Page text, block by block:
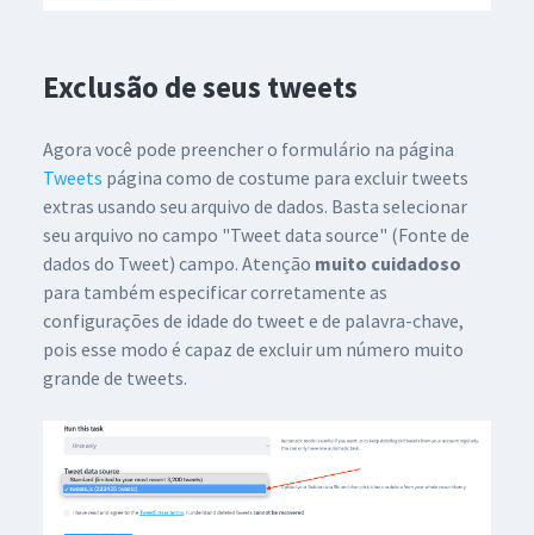
Exclusão de seus tweets
Agora você pode preencher o formulário na página
Tweets página como de costume para excluir tweets
extras usando seu arquivo de dados. Basta selecionar
seu arquivo no campo "Tweet data source" (Fonte de
dados do Tweet) campo. Atenção muito cuidadoso
para também especificar corretamente as
configurações de idade do tweet e de palavra-chave,
pois esse modo é capaz de excluir um número muito
grande de tweets.